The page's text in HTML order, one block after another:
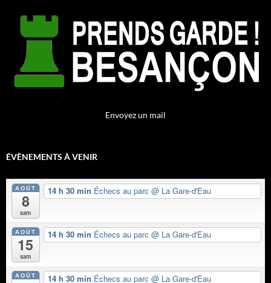
Envoyez un mail
ÉVÈNEMENTS À VENIR
AOÛT
8
sam
14 h 30 min Échecs au parc @ La Gare-d'Eau
AOÛT
15
sam
14 h 30 min Échecs au parc @ La Gare-d'Eau
AOÛT 14 h 30 min Échecs au parc @ La Gare-d'Eau